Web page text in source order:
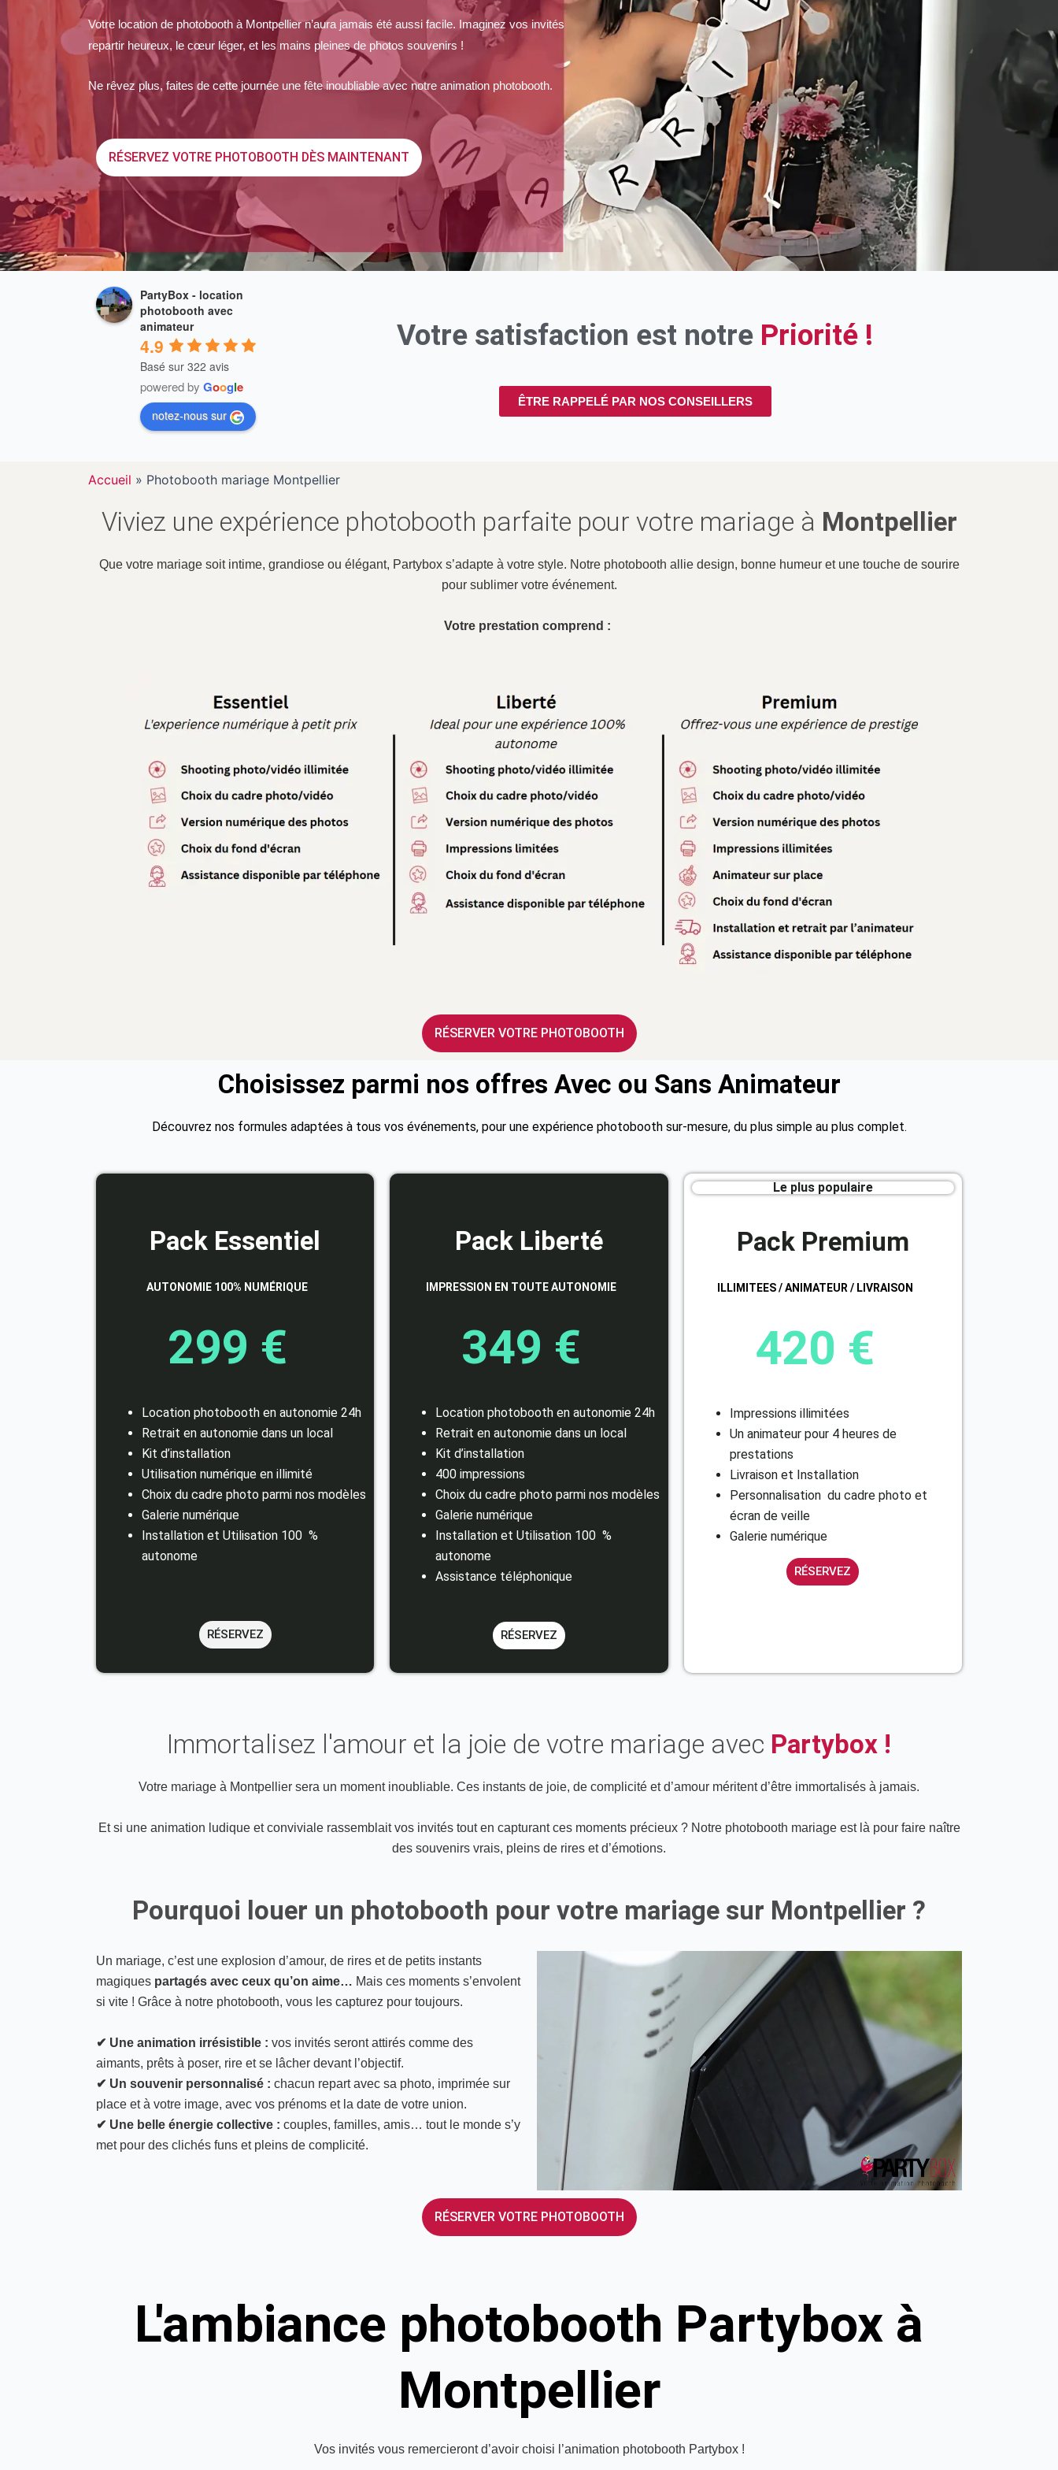
Votre location de photobooth à Montpellier n’aura jamais été aussi facile. Imaginez vos invités
repartir heureux, le cœur léger, et les mains pleines de photos souvenirs !
Ne rêvez plus, faites de cette journée une fête inoubliable avec notre animation photobooth.
RÉSERVEZ VOTRE PHOTOBOOTH DÈS MAINTENANT
PartyBox - location
photobooth avec
animateur
4.9
Basé sur 322 avis
powered by Google
notez-nous sur
Votre satisfaction est notre Priorité !
ÊTRE RAPPELÉ PAR NOS CONSEILLERS
Accueil » Photobooth mariage Montpellier
Viviez une expérience photobooth parfaite pour votre mariage à Montpellier
Que votre mariage soit intime, grandiose ou élégant, Partybox s’adapte à votre style. Notre photobooth allie design, bonne humeur et une touche de sourire
pour sublimer votre événement.
Votre prestation comprend :
RÉSERVER VOTRE PHOTOBOOTH
Choisissez parmi nos offres Avec ou Sans Animateur
Découvrez nos formules adaptées à tous vos événements, pour une expérience photobooth sur-mesure, du plus simple au plus complet.
Pack Essentiel
AUTONOMIE 100% NUMÉRIQUE
299 €
Location photobooth en autonomie 24h
Retrait en autonomie dans un local
Kit d’installation
Utilisation numérique en illimité
Choix du cadre photo parmi nos modèles
Galerie numérique
Installation et Utilisation 100 %
autonome
RÉSERVEZ
Pack Liberté
IMPRESSION EN TOUTE AUTONOMIE
349 €
Location photobooth en autonomie 24h
Retrait en autonomie dans un local
Kit d’installation
400 impressions
Choix du cadre photo parmi nos modèles
Galerie numérique
Installation et Utilisation 100 %
autonome
Assistance téléphonique
RÉSERVEZ
Le plus populaire
Pack Premium
ILLIMITEES / ANIMATEUR / LIVRAISON
420 €
Impressions illimitées
Un animateur pour 4 heures de
prestations
Livraison et Installation
Personnalisation du cadre photo et
écran de veille
Galerie numérique
RÉSERVEZ
Immortalisez l'amour et la joie de votre mariage avec Partybox !
Votre mariage à Montpellier sera un moment inoubliable. Ces instants de joie, de complicité et d’amour méritent d’être immortalisés à jamais.
Et si une animation ludique et conviviale rassemblait vos invités tout en capturant ces moments précieux ? Notre photobooth mariage est là pour faire naître
des souvenirs vrais, pleins de rires et d’émotions.
Pourquoi louer un photobooth pour votre mariage sur Montpellier ?
Un mariage, c’est une explosion d’amour, de rires et de petits instants
magiques partagés avec ceux qu’on aime… Mais ces moments s’envolent
si vite ! Grâce à notre photobooth, vous les capturez pour toujours.
✔ Une animation irrésistible : vos invités seront attirés comme des
aimants, prêts à poser, rire et se lâcher devant l’objectif.
✔ Un souvenir personnalisé : chacun repart avec sa photo, imprimée sur
place et à votre image, avec vos prénoms et la date de votre union.
✔ Une belle énergie collective : couples, familles, amis… tout le monde s’y
met pour des clichés funs et pleins de complicité.
RÉSERVER VOTRE PHOTOBOOTH
L'ambiance photobooth Partybox à
Montpellier
Vos invités vous remercieront d’avoir choisi l’animation photobooth Partybox !